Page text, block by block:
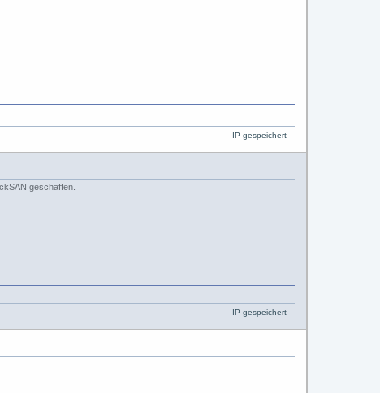
IP gespeichert
geschaffen.
IP gespeichert